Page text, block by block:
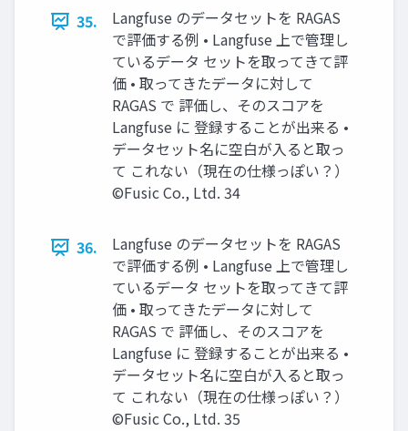
35.
Langfuse のデータセットを RAGAS
で評価する例 • Langfuse 上で管理し
ているデータ セットを取ってきて評
価 • 取ってきたデータに対して
RAGAS で 評価し、そのスコアを
Langfuse に 登録することが出来る •
データセット名に空白が入ると取っ
て これない（現在の仕様っぽい？）
©Fusic Co., Ltd. 34
36.
Langfuse のデータセットを RAGAS
で評価する例 • Langfuse 上で管理し
ているデータ セットを取ってきて評
価 • 取ってきたデータに対して
RAGAS で 評価し、そのスコアを
Langfuse に 登録することが出来る •
データセット名に空白が入ると取っ
て これない（現在の仕様っぽい？）
©Fusic Co., Ltd. 35